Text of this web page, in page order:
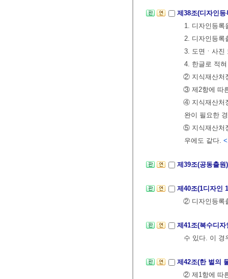
제38조(디자인
1. 디자인등록
2. 디자인등록
3. 도면ㆍ사진
4. 한글로 적
② 지식재산처
③ 제2항에 따
④ 지식재산처
완이 필요한
⑤ 지식재산처
우에도 같다.
제39조(공동출
제40조(1디자인
② 디자인등록
제41조(복수디
수 있다. 이 경
제42조(한 벌의
② 제1항에 따